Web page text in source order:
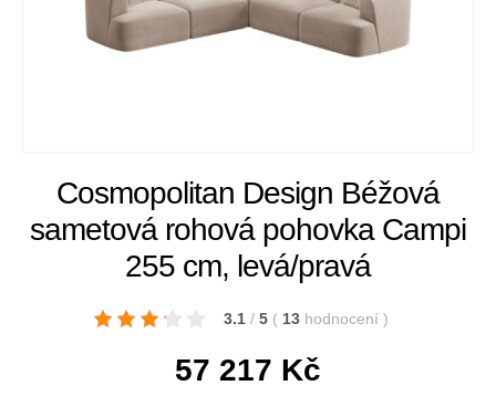
Cosmopolitan Design Béžová
sametová rohová pohovka Campi
255 cm, levá/pravá
3.1 / 5 ( 13 hodnocení )
57 217 Kč